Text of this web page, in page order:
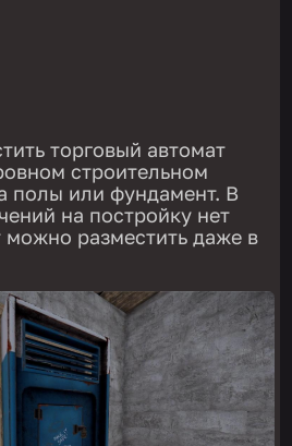
торговый автомат
строительном
полы или фундамент. В
на постройку нет
можно разместить даже в